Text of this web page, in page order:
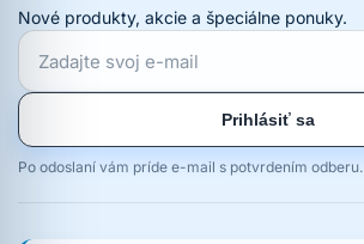
Nové produkty, akcie a špeciálne ponuky.
Prihlásiť sa
Po odoslaní vám príde e-mail s potvrdením odberu.